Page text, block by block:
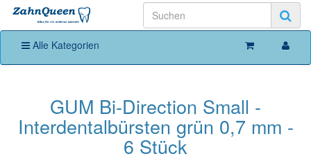
Alle Kategorien
GUM Bi-Direction Small -
Interdentalbürsten grün 0,7 mm -
6 Stück